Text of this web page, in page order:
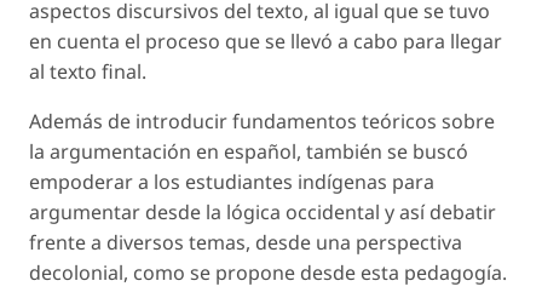
aspectos discursivos del texto, al igual que se tuvo
en cuenta el proceso que se llevó a cabo para llegar
al texto final.
Además de introducir fundamentos teóricos sobre
la argumentación en español, también se buscó
empoderar a los estudiantes indígenas para
argumentar desde la lógica occidental y así debatir
frente a diversos temas, desde una perspectiva
decolonial, como se propone desde esta pedagogía.